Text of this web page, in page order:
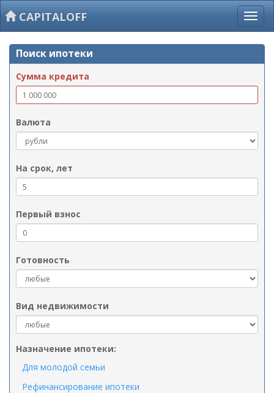
CAPITALOFF
Поиск ипотеки
Сумма кредита
Валюта
На срок, лет
Первый взнос
Готовность
Вид недвижимости
Назначение ипотеки:
Для молодой семьи
Рефинансирование ипотеки